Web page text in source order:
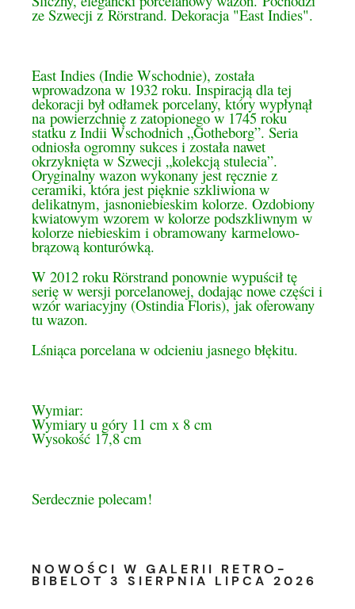
ze Szwecji z Rörstrand. Dekoracja "East Indies".
East Indies (Indie Wschodnie), została
wprowadzona w 1932 roku. Inspiracją dla tej
dekoracji był odłamek porcelany, który wypłynął
na powierzchnię z zatopionego w 1745 roku
statku z Indii Wschodnich „Gotheborg”. Seria
odniosła ogromny sukces i została nawet
okrzyknięta w Szwecji „kolekcją stulecia”.
Oryginalny wazon wykonany jest ręcznie z
ceramiki, która jest pięknie szkliwiona w
delikatnym, jasnoniebieskim kolorze. Ozdobiony
kwiatowym wzorem w kolorze podszkliwnym w
kolorze niebieskim i obramowany karmelowo-
brązową konturówką.
W 2012 roku Rörstrand ponownie wypuścił tę
serię w wersji porcelanowej, dodając nowe części i
wzór wariacyjny (Ostindia Floris),jak oferowany
tu wazon.
Lśniąca porcelana w odcieniu jasnego błękitu.
Wymiar:
Wymiary u góry 11 cm x 8 cm
Wysokość 17,8 cm
Serdecznie polecam!
NOWOŚCI W GALERII RETRO-
BIBELOT 3 SIERPNIA LIPCA 2026